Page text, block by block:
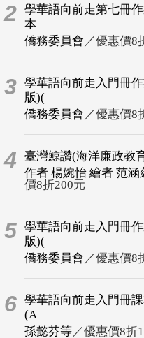
2 學華語向前走第七冊
本
僑務委員會 ／優惠價8
3 學華語向前走入門冊
版)(
僑務委員會 ／優惠價8
4
臺灣鯨讚(海洋廉政教
作者 楊婉怡 繪者 范涵
價8折200元
5 學華語向前走入門冊
版)(
僑務委員會 ／優惠價8
6 學華語向前走入門冊
(A
孫懿芬等／優惠價8折